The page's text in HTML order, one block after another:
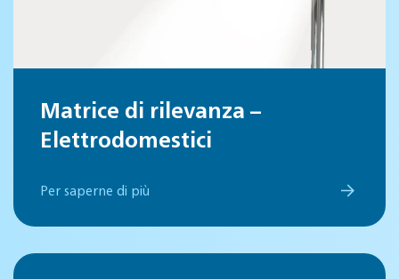
Matrice di rilevanza –
Elettrodomestici
Per saperne di più